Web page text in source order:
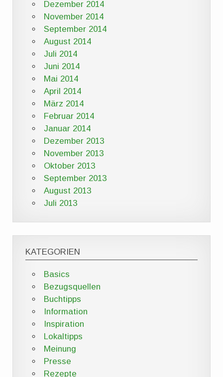
Dezember 2014
November 2014
September 2014
August 2014
Juli 2014
Juni 2014
Mai 2014
April 2014
März 2014
Februar 2014
Januar 2014
Dezember 2013
November 2013
Oktober 2013
September 2013
August 2013
Juli 2013
KATEGORIEN
Basics
Bezugsquellen
Buchtipps
Information
Inspiration
Lokaltipps
Meinung
Presse
Rezepte